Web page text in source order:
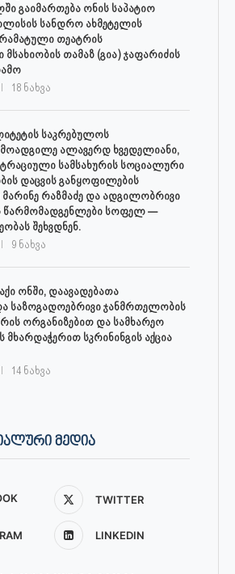
გაიმართება ონის საპატიო
სანდრო ახმეტელის
თეატრის
თამაზ (გია) ჯაფარიძის
18 ნახვა
საკრებულოს
ალავერდ ხვედელიანი,
სამსახურის სოციალური
დაცვის განყოფილების
რაზმაძე და ადგილობრივი
წარმომადგენლები სოფელ —
შეხვდნენ.
9 ნახვა
ონში, დაავადებათა
საზოგადოებრივი ჯანმრთელობის
ორგანიზებით და სამხარეო
მხარდაჭერით სკრინინგის აქცია
14 ნახვა
ᲛᲔᲓᲘᲐ
TWITTER
LINKEDIN